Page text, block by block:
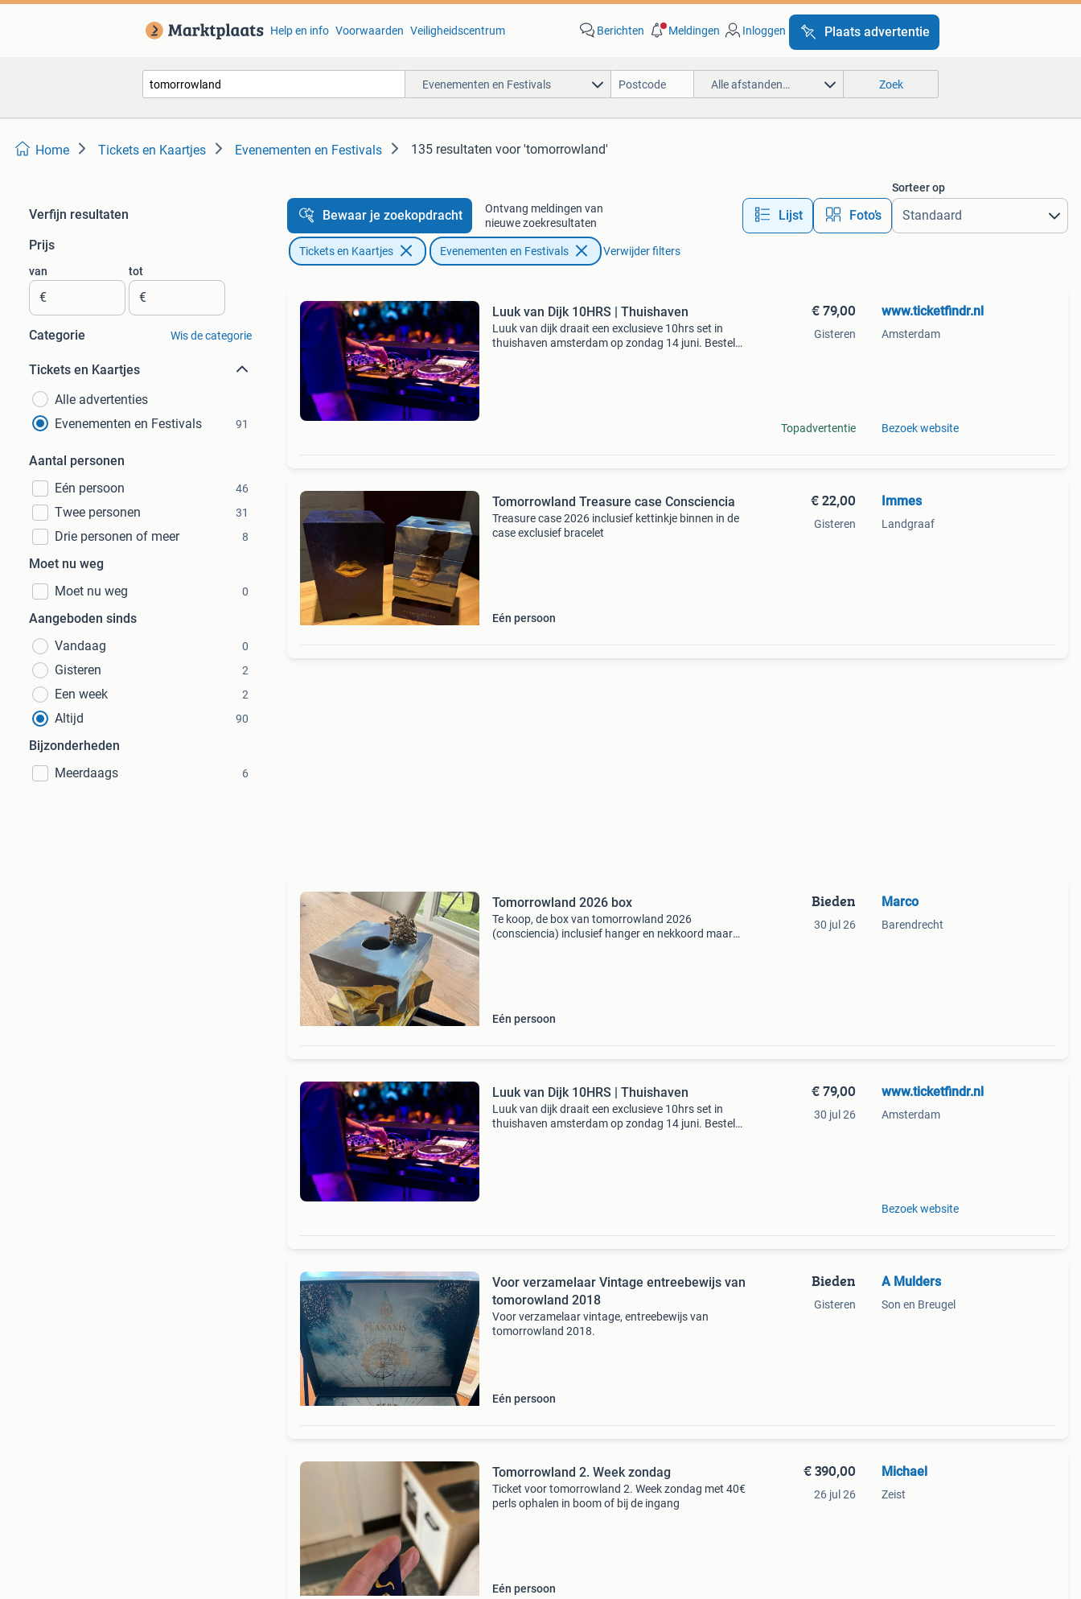
Help en info Voorwaarden Veiligheidscentrum Berichten Meldingen Inloggen Plaats advertentie
Evenementen en Festivals Alle afstanden… Zoek
Home Tickets en Kaartjes Evenementen en Festivals 135 resultaten voor 'tomorrowland'
Verfijn resultaten
Prijs
van
€
tot
€
Categorie Wis de categorie
Tickets en Kaartjes
Alle advertenties
Evenementen en Festivals
91
Aantal personen
Eén persoon
46
Twee personen 31
Drie personen of meer 8
Moet nu weg
Moet nu weg
0
Aangeboden sinds
Vandaag
0
Gisteren 2
Een week 2
Altijd 90
Bijzonderheden
Meerdaags
6
Bewaar je zoekopdracht
Ontvang meldingen van
nieuwe zoekresultaten
Lijst Foto’s
Sorteer op
Tickets en Kaartjes Evenementen en Festivals Verwijder filters
Luuk van Dijk 10HRS | Thuishaven
Luuk van dijk draait een exclusieve 10hrs set in
thuishaven amsterdam op zondag 14 juni. Bestel
€ 79,00
Gisteren
Topadvertentie
www.ticketfindr.nl
Amsterdam
Bezoek website
Tomorrowland Treasure case Consciencia
Treasure case 2026 inclusief kettinkje binnen in de
case exclusief bracelet
Eén persoon
€ 22,00
Gisteren
Immes
Landgraaf
Tomorrowland 2026 box
Te koop, de box van tomorrowland 2026
(consciencia) inclusief hanger en nekkoord maar
Eén persoon
Bieden
30 jul 26
Marco
Barendrecht
Luuk van Dijk 10HRS | Thuishaven
Luuk van dijk draait een exclusieve 10hrs set in
thuishaven amsterdam op zondag 14 juni. Bestel
€ 79,00
30 jul 26
www.ticketfindr.nl
Amsterdam
Bezoek website
Voor verzamelaar Vintage entreebewijs van
tomorowland 2018
Voor verzamelaar vintage, entreebewijs van
tomorrowland 2018.
Eén persoon
Bieden
Gisteren
A Mulders
Son en Breugel
Tomorrowland 2. Week zondag
Ticket voor tomorrowland 2. Week zondag met 40€
perls ophalen in boom of bij de ingang
Eén persoon
€ 390,00
26 jul 26
Michael
Zeist